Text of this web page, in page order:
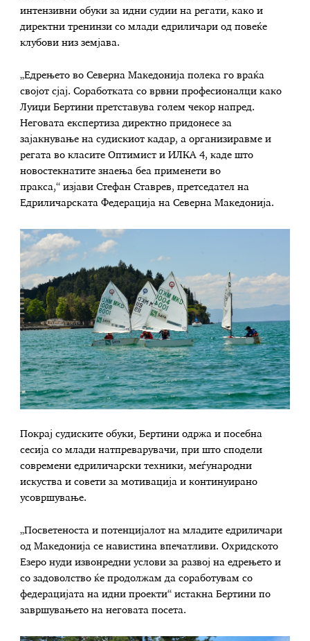
интензивни обуки за идни судии на регати, како и
директни тренинзи со млади едриличари од повеќе
клубови низ земјава.
„Едрењето во Северна Македонија полека го враќа
својот сјај. Соработката со врвни професионалци како
Луиџи Бертини претставува голем чекор напред.
Неговата експертиза директно придонесе за
зајакнување на судискиот кадар, а организиравме и
регата во класите Оптимист и ИЛКА 4, каде што
новостекнатите знаења беа применети во
пракса,“ изјави Стефан Ставрев, претседател на
Едриличарската Федерација на Северна Македонија.
Покрај судиските обуки, Бертини одржа и посебна
сесија со млади натпреварувачи, при што сподели
современи едриличарски техники, меѓународни
искуства и совети за мотивација и континуирано
усовршување.
„Посветеноста и потенцијалот на младите едриличари
од Македонија се навистина впечатливи. Охридското
Езеро нуди извонредни услови за развој на едрењето и
со задоволство ќе продолжам да соработувам со
федерацијата на идни проекти“ истакна Бертини по
завршувањето на неговата посета.